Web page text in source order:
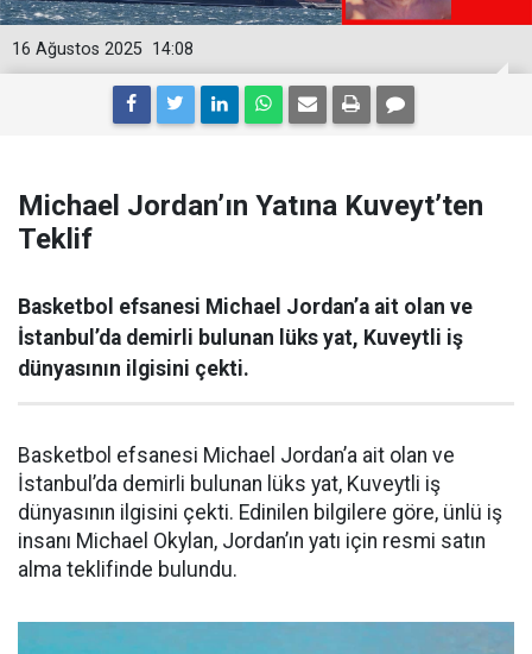
14:08
16 Ağustos 2025
Michael Jordan’ın Yatına Kuveyt’ten
Teklif
Basketbol efsanesi Michael Jordan’a ait olan ve
İstanbul’da demirli bulunan lüks yat, Kuveytli iş
dünyasının ilgisini çekti.
Basketbol efsanesi Michael Jordan’a ait olan ve
İstanbul’da demirli bulunan lüks yat, Kuveytli iş
dünyasının ilgisini çekti. Edinilen bilgilere göre, ünlü iş
insanı Michael Okylan, Jordan’ın yatı için resmi satın
alma teklifinde bulundu.